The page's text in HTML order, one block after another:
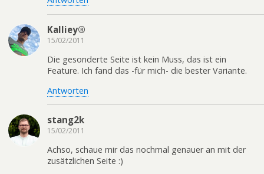
Kalliey®
15/02/2011
Die gesonderte Seite ist kein Muss, das ist ein
Feature. Ich fand das -für mich- die bester Variante.
Antworten
stang2k
15/02/2011
Achso, schaue mir das nochmal genauer an mit der
zusätzlichen Seite :)